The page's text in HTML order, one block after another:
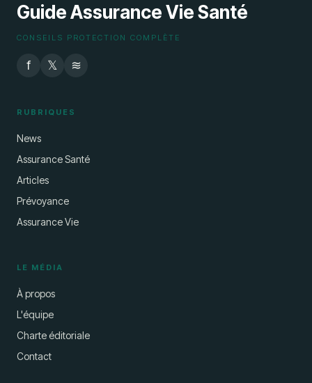
Guide Assurance Vie Santé
CONSEILS PROTECTION COMPLÈTE
f 𝕏 ≋
RUBRIQUES
News
Assurance Santé
Articles
Prévoyance
Assurance Vie
LE MÉDIA
À propos
L'équipe
Charte éditoriale
Contact